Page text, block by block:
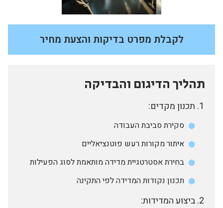
תהליך הדיגום והבדיקה
תכנון מקדים:
סקירת סביבת העבודה
איתור מקורות רעש פוטנציאליים
בחירת אסטרטגיית מדידה מותאמת לסוג הפעילות
תכנון נקודות המדידה לפי התקינה
ביצוע המדידות:
לקבלת מפרט בדיקות והצעת מחיר